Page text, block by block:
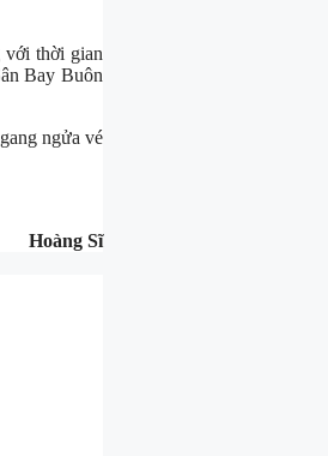
với thời gian
Bay Buôn
ngửa vé
Hoàng Sĩ